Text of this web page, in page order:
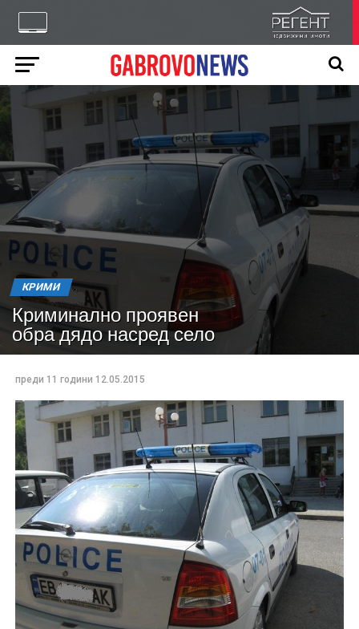
КРИМИ
Криминално проявен
обра дядо насред село
преди 11 години 12.05.2015